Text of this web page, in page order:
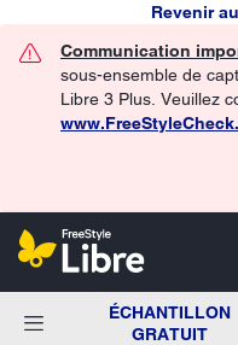
Revenir
Communication
sous-ensemble de
Libre 3 Plus. Veuillez
ÉCHANTILLON
GRATUIT